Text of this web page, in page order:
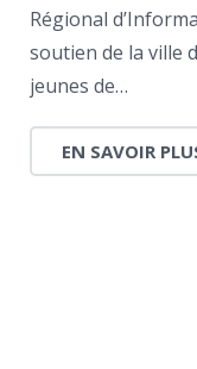
Régional
soutien de la ville
jeunes de…
EN SAVOIR